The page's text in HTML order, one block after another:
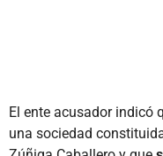
El ente acusador indicó
una sociedad